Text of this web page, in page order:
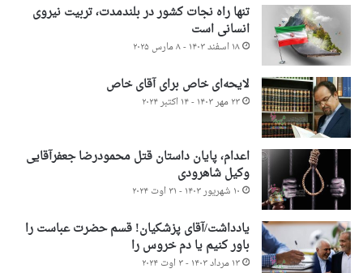
تنها راه نجات کشور در بلندمدت، تربیت نیروی
انسانی است
۱۸ اسفند ۱۴۰۳ - ۸ مارس ۲۰۲۵
لایحه‌ای خاص برای آقای خاص
۲۳ مهر ۱۴۰۳ - ۱۴ اکتبر ۲۰۲۴
اعدام، پایان داستان قتل محمودرضا جعفرآقایی
وکیل شاهرودی
۱۰ شهریور ۱۴۰۳ - ۳۱ اوت ۲۰۲۴
یادداشت/آقای پزشکیان! قسم حضرت عباست را
باور کنیم یا دم خروس را
۱۳ مرداد ۱۴۰۳ - ۳ اوت ۲۰۲۴